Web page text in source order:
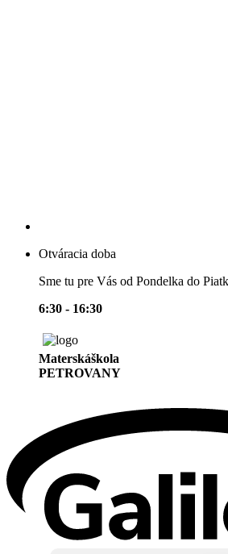
Otváracia doba
Sme tu pre Vás od Pondelka do
6:30 - 16:30
Materskáškola
PETROVANY